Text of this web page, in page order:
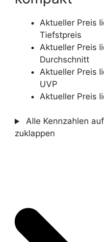
Aktueller Preis
Tiefstpreis
Aktueller Preis
Durchschnitt
Aktueller Preis
UVP
Aktueller Preis
Alle Kennzahlen
zuklappen